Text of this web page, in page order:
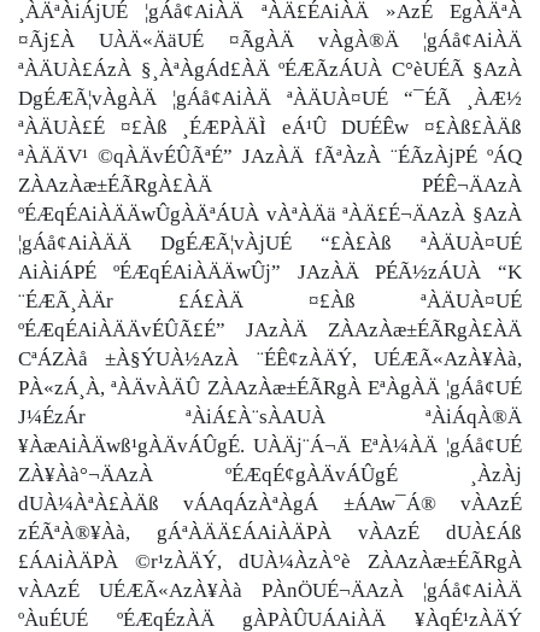
¸ÀÄªÀiÁjUÉ ¦gÁå¢AiÀÄ ªÀÄ£ÉAiÀÄ »AzÉ EgÀÄªÀ
¤Ãj£À UÀÄ«ÄäUÉ ¤ÃgÀÄ vÀgÀ®Ä ¦gÁå¢AiÀÄ
ªÀÄUÀ£ÁzÀ §¸ÀªÀgÁd£ÀÄ ºÉÆÃzÁUÀ C°èUÉÃ §AzÀ
DgÉÆÃ¦vÀgÀÄ ¦gÁå¢AiÀÄ ªÀÄUÀ¤UÉ “¯ÉÃ ¸ÀÆ½
ªÀÄUÀ£É ¤£Àß ¸ÉÆPÀÄÌ eÁ¹Û DUÉÊw ¤£Àß£ÀÄß
ªÀÄÄV¹ ©qÀÄvÉÛÃªÉ” JAzÀÄ fÃªÀzÀ ¨ÉÃzÀjPÉ ºÁQ
ZÀAzÀæ±ÉÃRgÀ£ÀÄ PÉÊ¬ÄAzÀ
ºÉÆqÉAiÀÄÄwÛgÀÄªÁUÀ vÀªÀÄä ªÀÄ£É¬ÄAzÀ §AzÀ
¦gÁå¢AiÀÄÄ DgÉÆÃ¦vÀjUÉ “£À£Àß ªÀÄUÀ¤UÉ
AiÀiÁPÉ ºÉÆqÉAiÀÄÄwÛj” JAzÀÄ PÉÃ½zÁUÀ “K
¨ÉÆÃ¸ÀÄr £Á£ÀÄ ¤£Àß ªÀÄUÀ¤UÉ
ºÉÆqÉAiÀÄÄvÉÛÃ£É” JAzÀÄ ZÀAzÀæ±ÉÃRgÀ£ÀÄ
CªÁZÀå ±À§ÝUÀ½AzÀ ¨ÉÊ¢zÀÄÝ, UÉÆÃ«AzÀ¥Àà,
PÀ«zÁ¸À, ªÀÄvÀÄÛ ZÀAzÀæ±ÉÃRgÀ EªÀgÀÄ ¦gÁå¢UÉ
J¼ÉzÁr ªÀiÁ£À¨sÀAUÀ ªÀiÁqÀ®Ä
¥ÀæAiÀÄwß¹gÀÄvÁÛgÉ. UÀÄj¨Á¬Ä EªÀ¼ÀÄ ¦gÁå¢UÉ
ZÀ¥Àà°¬ÄAzÀ ºÉÆqÉ¢gÀÄvÁÛgÉ ¸ÀzÀj
dUÀ¼ÀªÀ£ÀÄß vÁAqÁzÀªÀgÁ ±ÁAw¯Á® vÀAzÉ
zÉÃªÀ®¥Àà, gÁªÀÄÄ£ÁAiÀÄPÀ vÀAzÉ dUÀ£Áß
£ÁAiÀÄPÀ ©r¹zÀÄÝ, dUÀ¼ÀzÀ°è ZÀAzÀæ±ÉÃRgÀ
vÀAzÉ UÉÆÃ«AzÀ¥Àà PÀnÖUÉ¬ÄAzÀ ¦gÁå¢AiÀÄ
ºÀuÉUÉ ºÉÆqÉzÀÄ gÀPÀÛUÁAiÀÄ ¥ÀqÉ¹zÀÄÝ